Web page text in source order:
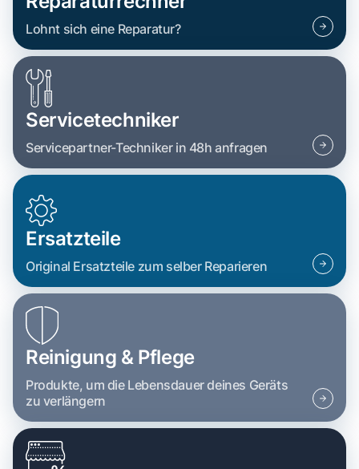
Lohnt sich eine Reparatur?
Servicetechniker
Servicepartner-Techniker in 48h anfragen
Ersatzteile
Original Ersatzteile zum selber Reparieren
Reinigung & Pflege
Produkte, um die Lebensdauer deines Geräts
zu verlängern